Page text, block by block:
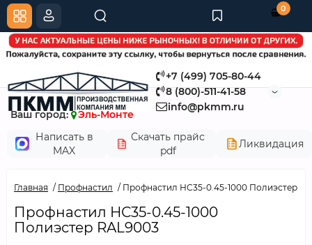
+7 (499) 705-80-44
8 (800)-511-41-58
info@pkmm.ru
Ваш город:
Эль-Монте
Написать в
MAX
Скачать прайс
pdf
Ликвидация
0
Главная Профнастил Профнастил НС35-0.45-1000 Полиэстер
Профнастил НС35-0.45-1000
Полиэстер RAL9003